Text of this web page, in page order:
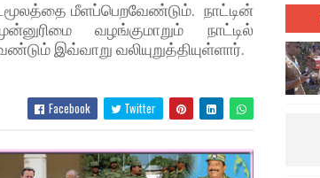
மீளப்பெறவேண்டும். நாட்டின்
வழங்குமாறும் நாட்டில்
இவ்வாறு வலியுறுத்தியுள்ளார்.
Facebook Twitter